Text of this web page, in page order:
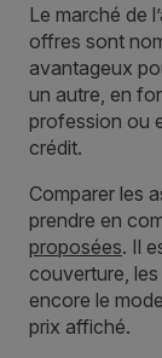
Le marché de
offres sont
avantageux
un autre, en
profession ou
crédit.
Comparer les
prendre en
proposées. Il
couverture,
encore le
prix affiché.